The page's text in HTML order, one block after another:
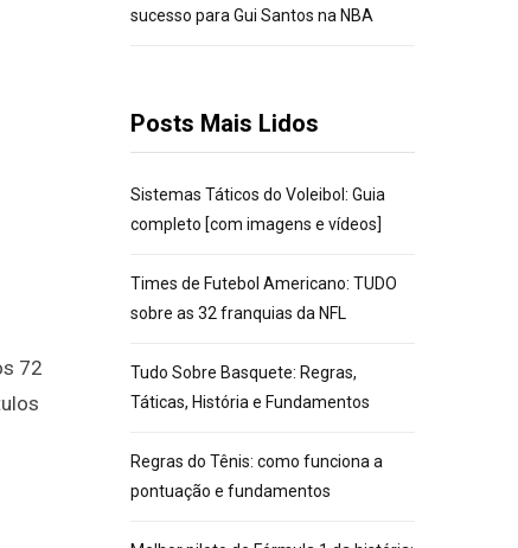
72
sucesso para Gui Santos na NBA
Posts Mais Lidos
Sistemas Táticos do Voleibol: Guia
completo [com imagens e vídeos]
Times de Futebol Americano: TUDO
sobre as 32 franquias da NFL
Tudo Sobre Basquete: Regras,
Táticas, História e Fundamentos
Regras do Tênis: como funciona a
pontuação e fundamentos